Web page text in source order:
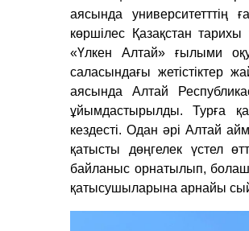
аясында университетттің
көршілес Қазақстан
«Үлкен Алтай» ғылыми
саласындағы жетістіктер
аясында Алтай
ұйымдастырылды. Турға
кездесті. Одан әрі Алтай
қатысты дөңгелек үстел
байланыс орнатылып,
қатысушыларына арнайы